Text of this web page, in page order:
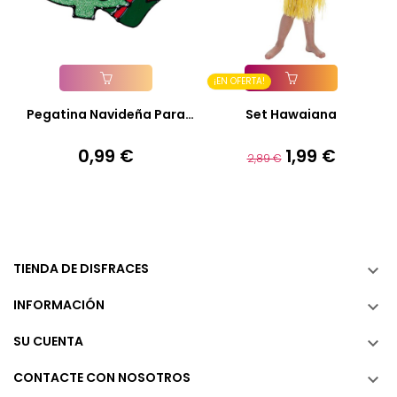
Añadir A La Cesta
Pegatina Navideña Para
Precio
0,99 €
¡EN OFERTA!
Añadir A La Cesta
Set Hawaiana
Precio
2,89 € Precio
1,99 €
TIENDA DE DISFRACES 
INFORMACIÓN 
SU CUENTA 
CONTACTE CON NOSOTROS 